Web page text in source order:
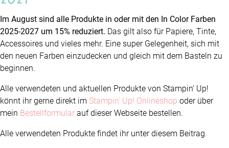
Im August sind alle Produkte in oder mit den In Color Farben
2025-2027 um 15% reduziert. Das gilt also für Papiere, Tinte,
Accessoires und vieles mehr. Eine super Gelegenheit, sich mit
den neuen Farben einzudecken und gleich mit dem Basteln zu
beginnen.
Alle verwendeten und aktuellen Produkte von Stampin‘ Up!
könnt ihr gerne direkt im Stampin‘ Up! Onlineshop oder über
mein Bestellformular auf dieser Webseite bestellen.
Alle verwendeten Produkte findet ihr unter diesem Beitrag.